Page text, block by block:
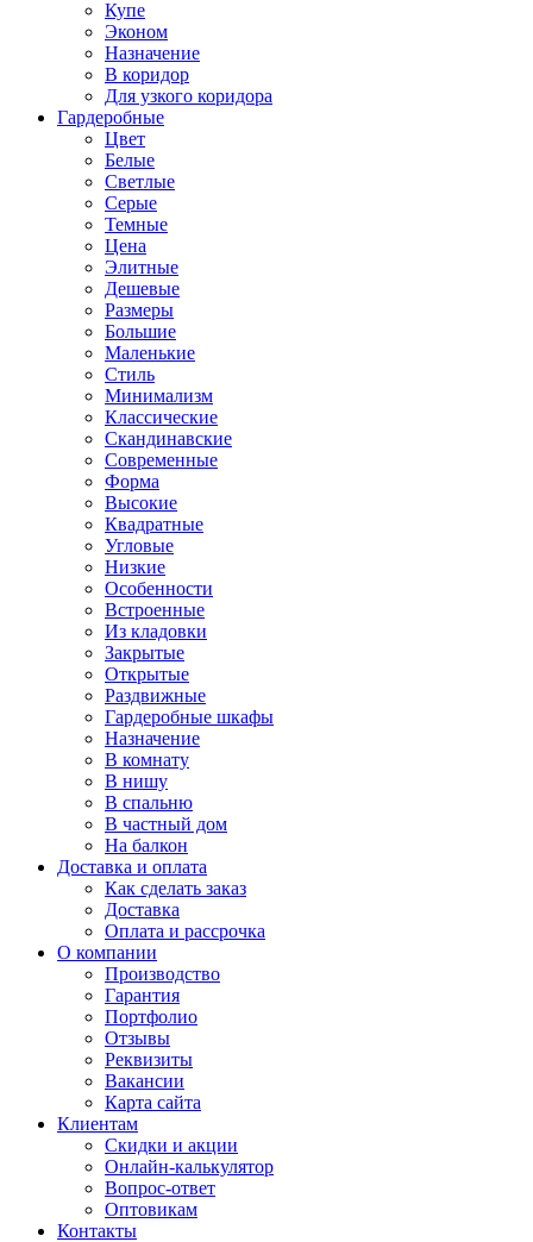
Купе
Эконом
Назначение
В коридор
Для узкого коридора
Гардеробные
Цвет
Белые
Светлые
Серые
Темные
Цена
Элитные
Дешевые
Размеры
Большие
Маленькие
Стиль
Минимализм
Классические
Скандинавские
Современные
Форма
Высокие
Квадратные
Угловые
Низкие
Особенности
Встроенные
Из кладовки
Закрытые
Открытые
Раздвижные
Гардеробные шкафы
Назначение
В комнату
В нишу
В спальню
В частный дом
На балкон
Доставка и оплата
Как сделать заказ
Доставка
Оплата и рассрочка
О компании
Производство
Гарантия
Портфолио
Отзывы
Реквизиты
Вакансии
Карта сайта
Клиентам
Скидки и акции
Онлайн-калькулятор
Вопрос-ответ
Оптовикам
Контакты